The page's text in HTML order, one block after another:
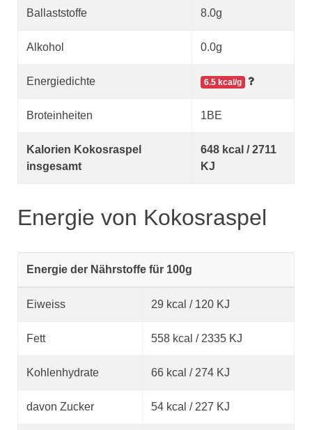
Ballaststoffe 8.0g
Alkohol 0.0g
Energiedichte 6.5 kcal/g
Broteinheiten 1BE
Kalorien Kokosraspel
insgesamt
648 kcal / 2711
KJ
Energie von Kokosraspel
Energie der Nährstoffe für 100g
Eiweiss 29 kcal / 120 KJ
Fett 558 kcal / 2335 KJ
Kohlenhydrate 66 kcal / 274 KJ
davon Zucker 54 kcal / 227 KJ